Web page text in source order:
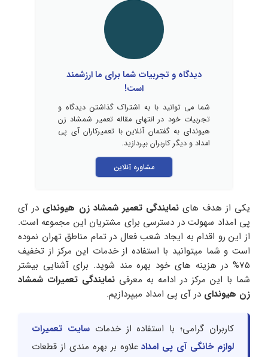
دیدگاه و تجربیات شما برای ما ارزشمند
است!
شما می توانید با به اشتراک گذاشتن دیدگاه و
تجربیات خود در انتهای مقاله تعمیر شمشاد زن
هیوندای به گفتمان آنلاین با تعمیرکاران آی پی
امداد و دیگر کاربران بپردازید.
مشاوره آنلاین
یکی از هدف هاینمایندگی تعمیر شمشاد زن هیوندای در آی
پی امداد سهولت در دسترسی برای مشتریان این مجموعه است.
از این رو اقدام به ایجاد شعب فعال در تمام مناطق تهران نموده
است و شما میتوانید با استفاده از خدمات این مرکز از تخفیف
75% در هزینه های خود بهره مند شوید. برای آشنایی بیشتر
شما با این مرکز در ادامه به معرفی نمایندگی تعمیرات شمشاد
زن هیوندای در آی پی امداد میپردازیم.
کاربران گرامی؛ با استفاده از خدماتسایت تعمیرات
لوازم خانگی آی پی امدادعلاوه بر بهره مندی از قطعات